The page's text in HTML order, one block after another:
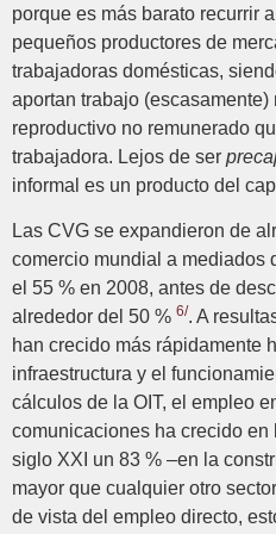
porque es más barato recurrir
pequeños productores de
trabajadoras domésticas,
aportan trabajo
reproductivo no remunerado
trabajadora. Lejos de ser
informal es un producto del
Las CVG se expandieron de
comercio mundial a mediados
el 55 % en 2008, antes de
alrededor del 50 % 6/. A
han crecido más rápidamente
infraestructura y el
cálculos de la OIT, el empleo
comunicaciones ha crecido en
siglo XXI un 83 % –en la
mayor que cualquier otro
de vista del empleo directo,